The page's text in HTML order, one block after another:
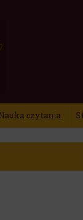
czytania